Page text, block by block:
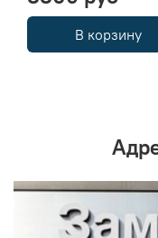
В корзину